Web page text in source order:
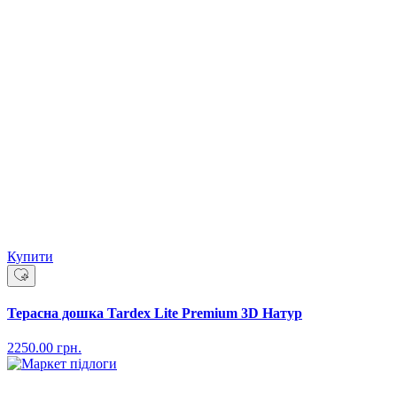
Купити
Терасна дошка Tardex Lite Premium 3D Натур
2250.00 грн.